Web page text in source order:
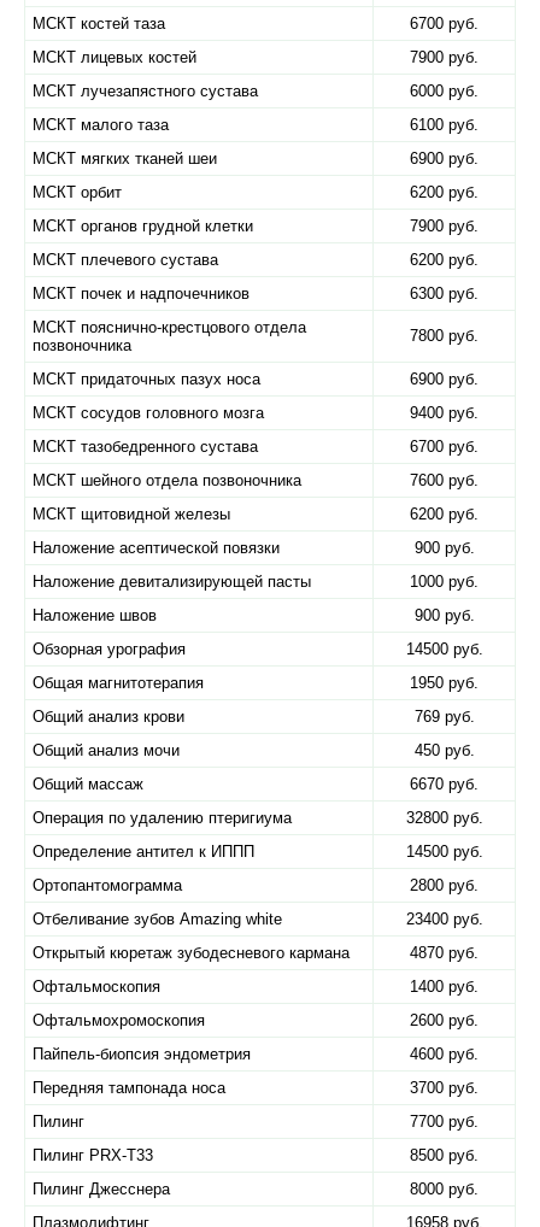
МСКТ костей таза
6700 руб.
МСКТ лицевых костей
7900 руб.
МСКТ лучезапястного сустава
6000 руб.
МСКТ малого таза
6100 руб.
МСКТ мягких тканей шеи
6900 руб.
МСКТ орбит
6200 руб.
МСКТ органов грудной клетки
7900 руб.
МСКТ плечевого сустава
6200 руб.
МСКТ почек и надпочечников
6300 руб.
МСКТ пояснично-крестцового отдела
позвоночника
7800 руб.
МСКТ придаточных пазух носа
6900 руб.
МСКТ сосудов головного мозга
9400 руб.
МСКТ тазобедренного сустава
6700 руб.
МСКТ шейного отдела позвоночника
7600 руб.
МСКТ щитовидной железы
6200 руб.
Наложение асептической повязки
900 руб.
Наложение девитализирующей пасты
1000 руб.
Наложение швов
900 руб.
Обзорная урография
14500 руб.
Общая магнитотерапия
1950 руб.
Общий анализ крови
769 руб.
Общий анализ мочи
450 руб.
Общий массаж
6670 руб.
Операция по удалению птеригиума
32800 руб.
Определение антител к ИППП
14500 руб.
Ортопантомограмма
2800 руб.
Отбеливание зубов Amazing white
23400 руб.
Открытый кюретаж зубодесневого кармана
4870 руб.
Офтальмоскопия
1400 руб.
Офтальмохромоскопия
2600 руб.
Пайпель-биопсия эндометрия
4600 руб.
Передняя тампонада носа
3700 руб.
Пилинг
7700 руб.
Пилинг PRX-T33
8500 руб.
Пилинг Джесснера
8000 руб.
Плазмолифтинг
16958 руб.